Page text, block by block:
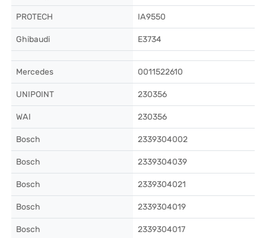
PROTECH IA9550
Ghibaudi E3734
Mercedes 0011522610
UNIPOINT 230356
WAI 230356
Bosch 2339304002
Bosch 2339304039
Bosch 2339304021
Bosch 2339304019
Bosch 2339304017